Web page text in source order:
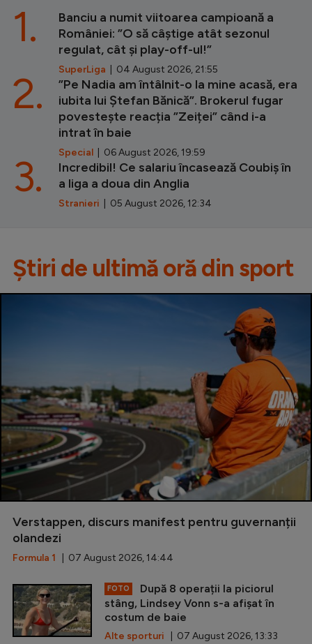
Banciu a numit viitoarea campioană a
României: ”O să câștige atât sezonul
regulat, cât și play-off-ul!”
SuperLiga | 04 August 2026, 21:55
1.
”Pe Nadia am întâlnit-o la mine acasă, era
iubita lui Ștefan Bănică”. Brokerul fugar
povestește reacția ”Zeiței” când i-a
intrat în baie
Special | 06 August 2026, 19:59
2.
Incredibil! Ce salariu încasează Coubiș în
a liga a doua din Anglia
Stranieri | 05 August 2026, 12:34
3.
Știri de ultimă oră din sport
Verstappen, discurs manifest pentru guvernanții
olandezi
Formula 1 | 07 August 2026, 14:44
FOTO
După 8 operații la piciorul
stâng, Lindsey Vonn s-a afișat în
costum de baie
Alte sporturi | 07 August 2026, 13:33